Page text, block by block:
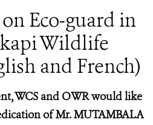
Eco-guard in
Wildlife
and French)
WCS and OWR would like
of Mr. MUTAMBALA